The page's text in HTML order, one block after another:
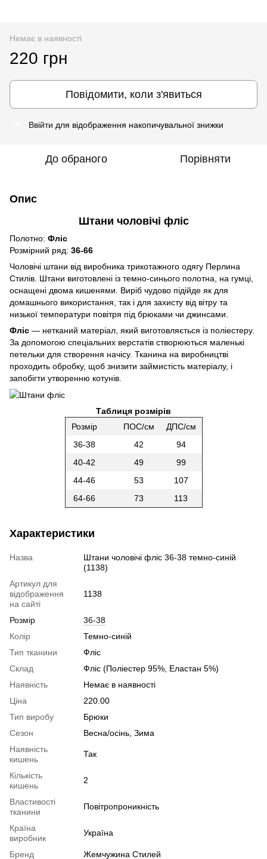
Немає в наявності
220 грн
Повідомити, коли з'явиться
Ввійти для відображення накопичувальної знижки
До обраного Порівняти
Опис
Штани чоловічі фліс
Полотно: Фліс
Розмірний ряд: 36-66
Чоловічі штани від виробника трикотажного одягу Перлина
Стилів. Штани виготовлені із темно-синього полотна, на гумці,
оснащені двома кишенями. Виріб чудово підійде як для
домашнього використання, так і для захисту від вітру та
низької температури повітря під брюками чи джинсами.
Фліс — нетканий матеріал, який виготовляється із поліестеру.
За допомогою спеціальних верстатів створюються маленькі
петельки для створення начісу. Тканина на виробництві
проходить обробку, щоб знизити займистість матеріалу, і
запобігти утворенню котунів.
Таблиця розмірів
Розмір
ПОС/см
ДПС/см
36-38
42
94
40-42
49
99
44-46
53
107
64-66
73 113
Характеристики
Назва
Штани чоловічі фліс 36-38 темно-синій
(1138)
Артикул для
відображення
на сайті
1138
Розмір
36-38
Колір
Темно-синій
Тип тканини
Фліс
Склад
Фліс (Поліестер 95%, Еластан 5%)
Наявність
Немає в наявності
Ціна
220.00
Тип виробу
Брюки
Сезон
Весна/осінь, Зима
Наявність
кишень
Так
Кількість
кишень
2
Властивості
тканини
Повітропроникність
Країна
виробник
Україна
Бренд Жемчужина Стилей